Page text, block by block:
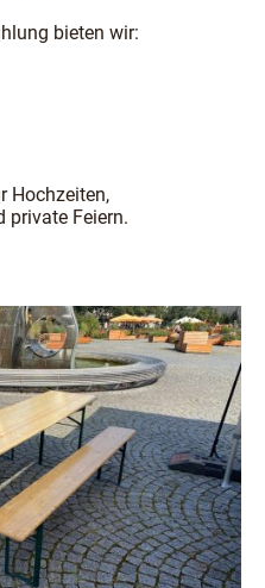
bieten wir:
Hochzeiten,
private Feiern.